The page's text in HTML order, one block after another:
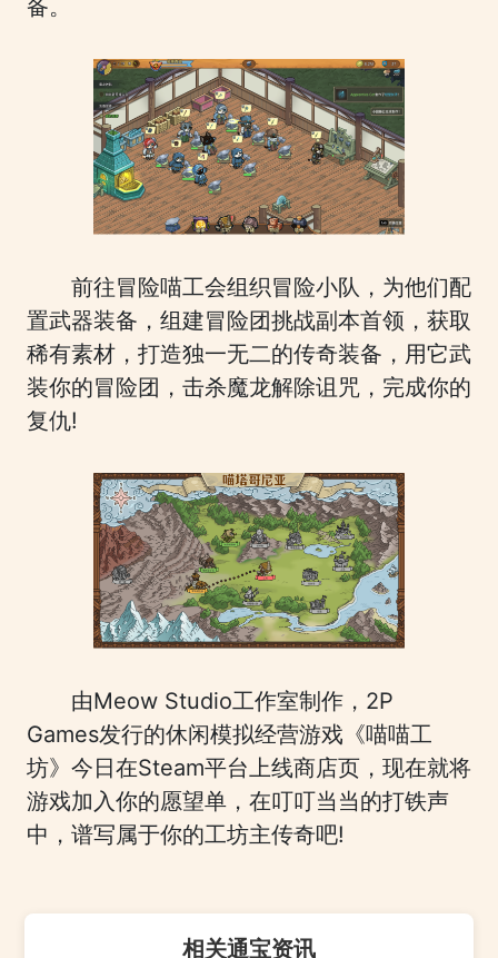
备。
前往冒险喵工会组织冒险小队，为他们配
置武器装备，组建冒险团挑战副本首领，获取
稀有素材，打造独一无二的传奇装备，用它武
装你的冒险团，击杀魔龙解除诅咒，完成你的
复仇!
由Meow Studio工作室制作，2P
Games发行的休闲模拟经营游戏《喵喵工
坊》今日在Steam平台上线商店页，现在就将
游戏加入你的愿望单，在叮叮当当的打铁声
中，谱写属于你的工坊主传奇吧!
相关通宝资讯